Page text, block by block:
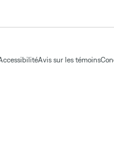
Avis sur les témoins